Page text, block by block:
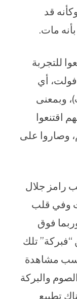
قد
مات.
خضعوا للتجربة
أكملوا الصعق الوهمي إلى 450 فولت، أي
(220 فولت)، وبمعنى
اقتنعوا
وصاروا على
رامز جلال
وفي قلب
فوق
تلك
نسب مشاهدة
والبركة
تطبيع